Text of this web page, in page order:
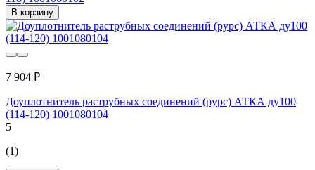
В корзину
7 904 ₽
Доуплотнитель раструбных соединений (рурс) АТКА ду100
(114-120) 1001080104
5
(1)